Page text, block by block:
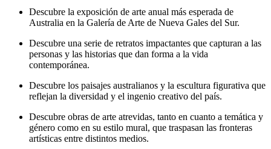
Descubre la exposición de arte anual más esperada de
Australia en la Galería de Arte de Nueva Gales del Sur.
Descubre una serie de retratos impactantes que capturan a las
personas y las historias que dan forma a la vida
contemporánea.
Descubre los paisajes australianos y la escultura figurativa que
reflejan la diversidad y el ingenio creativo del país.
Descubre obras de arte atrevidas, tanto en cuanto a temática y
género como en su estilo mural, que traspasan las fronteras
artísticas entre distintos medios.